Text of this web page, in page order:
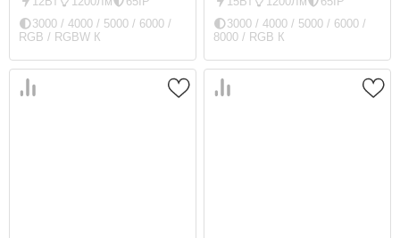
3000 / 4000 / 5000 / 6000 /
RGB / RGBW К
3000 / 4000 / 5000 / 6000 /
8000 / RGB К